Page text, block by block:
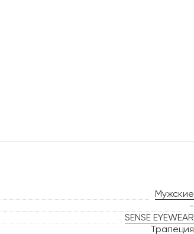
Мужские
-
SENSE EYEWEAR
Трапеция